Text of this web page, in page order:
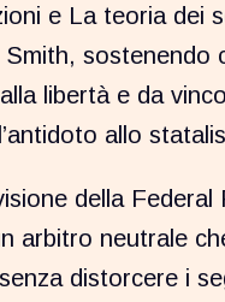
e La teoria dei
Smith, sostenendo
libertà e da
allo
della Federal
arbitro neutrale
distorcere i